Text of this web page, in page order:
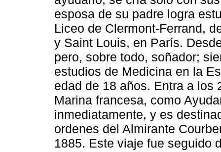
esposa de su padre logra
Liceo de Clermont-Ferrand,
y Saint Louis, en París.
pero, sobre todo, soñador;
estudios de Medicina en la
edad de 18 años. Entra a los
Marina francesa, como
inmediatamente, y es
ordenes del Almirante
1885. Este viaje fue seguido